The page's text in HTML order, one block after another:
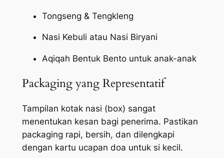
Tongseng & Tengkleng
Nasi Kebuli atau Nasi Biryani
Aqiqah Bentuk Bento untuk anak-anak
Packaging yang Representatif
Tampilan kotak nasi (box) sangat
menentukan kesan bagi penerima. Pastikan
packaging rapi, bersih, dan dilengkapi
dengan kartu ucapan doa untuk si kecil.